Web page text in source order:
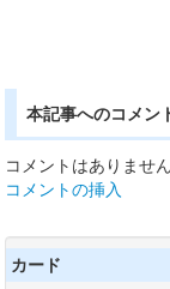
本記事へのコメン
コメントはありません
コメントの挿入
カード